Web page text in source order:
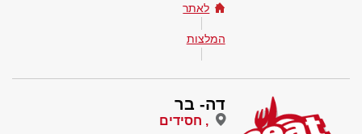
לאתר
המלצות
דה- בר
, חסידים